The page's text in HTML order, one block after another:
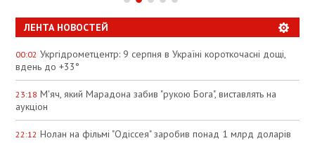
ЛЕНТА НОВОСТЕЙ
00:02 Укргідрометцентр: 9 серпня в Україні короткочасні дощі,
вдень до +33°
23:18 М'яч, який Марадона забив "рукою Бога", виставлять на
аукціон
22:12 Нолан на фільмі "Одіссея" заробив понад 1 млрд доларів